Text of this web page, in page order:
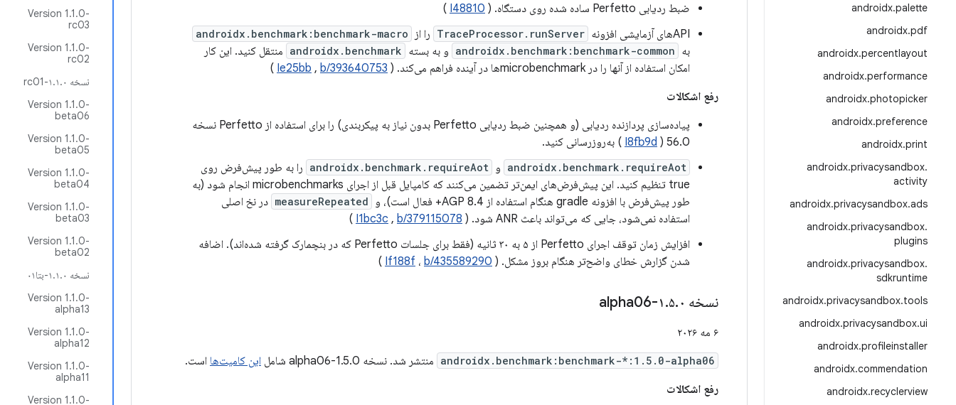
androidx.palette
androidx.pdf
androidx.percentlayout
androidx.performance
androidx.photopicker
androidx.preference
androidx.print
androidx.privacysandbox.
activity
androidx.privacysandbox.ads
androidx.privacysandbox.
plugins
androidx.privacysandbox.
sdkruntime
androidx.privacysandbox.tools
androidx.privacysandbox.ui
androidx.profileinstaller
androidx.commendation
androidx.recyclerview
Version 1.1.0-
rc03
Version 1.1.0-
rc02
نسخه ۱.۱.۰-rc01
Version 1.1.0-
beta06
Version 1.1.0-
beta05
Version 1.1.0-
beta04
Version 1.1.0-
beta03
Version 1.1.0-
beta02
نسخه ۱.۱.۰-بتا۰۱
Version 1.1.0-
alpha13
Version 1.1.0-
alpha12
Version 1.1.0-
alpha11
Version 1.1.0-
ضبط ردیابی Perfetto ساده شده روی دستگاه. (
I48810
)
APIهای آزمایشی افزونه
TraceProcessor.runServer را از androidx.benchmark:benchmark-macro
به androidx.benchmark:benchmark-common و به بسته androidx.benchmark منتقل کنید. این کار
امکان استفاده از آنها را در microbenchmarkها در آینده فراهم می‌کند. (
Ie25bb , b/393640753
)
رفع اشکالات
پیاده‌سازی پردازنده ردیابی (و همچنین ضبط ردیابی Perfetto بدون نیاز به پیکربندی) را برای استفاده از Perfetto نسخه
56.0 (
I8fb9d ) به‌روزرسانی کنید.
androidx.benchmark.requireAot و androidx.benchmark.requireAot را به طور پیش‌فرض روی
true تنظیم کنید. این پیش‌فرض‌های ایمن‌تر تضمین می‌کنند که کامپایل قبل از اجرای microbenchmarks انجام شود (به
طور پیش‌فرض با افزونه gradle هنگام استفاده از AGP 8.4+ فعال است)، و
measureRepeated در نخ اصلی
استفاده نمی‌شود، جایی که می‌تواند باعث ANR شود. (
I1bc3c , b/379115078
)
افزایش زمان توقف اجرای Perfetto از ۵ به ۳۰ ثانیه (فقط برای جلسات Perfetto که در بنچمارک گرفته شده‌اند). اضافه
شدن گزارش خطای واضح‌تر هنگام بروز مشکل. (
If188f ، b/435589290
)
نسخه ۱ .۵.۰-alpha06
۶ مه ۲۰۲۶
androidx.benchmark:benchmark-*:1.5.0-alpha06 منتشر شد. نسخه 1.5.0-alpha06 شامل این کامیت‌ها است.
رفع اشکالات